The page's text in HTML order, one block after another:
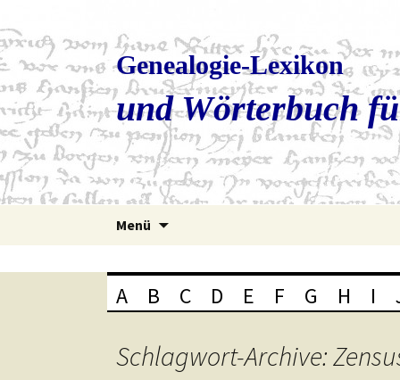
Genealogie-Lexikon
und Wörterbuch
Menü
A B C D E F G H I
Schlagwort-Archive: